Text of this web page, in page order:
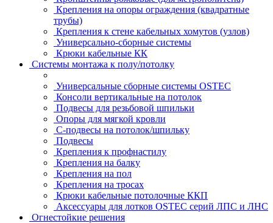
Крепления на опоры ограждения (квадратные
трубы)
Крепления к стене кабельных хомутов (узлов)
Универсально-сборные системы
Крюки кабельные КК
Системы монтажа к полу/потолку
Универсальные сборные системы OSTEC
Консоли вертикальные на потолок
Подвесы для резьбовой шпильки
Опоры для мягкой кровли
С-подвесы на потолок/шпильку
Подвесы
Крепления к профнастилу
Крепления на балку
Крепления на пол
Крепления на тросах
Крюки кабельные потолочные ККП
Аксессуары для лотков OSTEC серий ЛПС и ЛНС
Огнестойкие решения